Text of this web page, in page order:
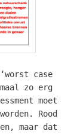
case
zo erg
moet
worden. Rood
maar dat